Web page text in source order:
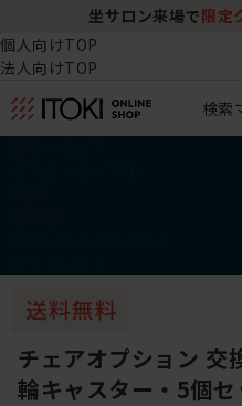
坐サロン来場で 限定
個人向けTOP
法人向けTOP
検索
チェアオプション 交
輪キャスター・5個